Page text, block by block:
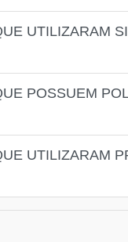
UTILIZARAM
POSSUEM
UTILIZARAM